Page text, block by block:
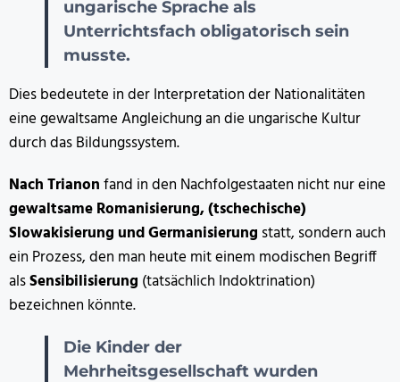
ungarische Sprache als
Unterrichtsfach obligatorisch sein
musste.
Dies bedeutete in der Interpretation der Nationalitäten
eine gewaltsame Angleichung an die ungarische Kultur
durch das Bildungssystem.
Nach Trianonfand in den Nachfolgestaaten nicht nur eine
gewaltsame Romanisierung, (tschechische)
Slowakisierung und Germanisierung statt, sondern auch
ein Prozess, den man heute mit einem modischen Begriff
alsSensibilisierung (tatsächlich Indoktrination)
bezeichnen könnte.
Die Kinder der
Mehrheitsgesellschaft wurden